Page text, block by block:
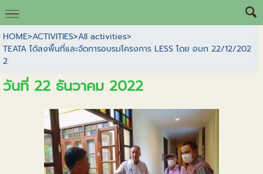
HOME>ACTIVITIES>All activities>
TEATA ได้ลงพื้นที่และจัดการอบรมโครงการ LESS โดย อบก 22/12/202
2
วันที่ 22 ธันวาคม 2022